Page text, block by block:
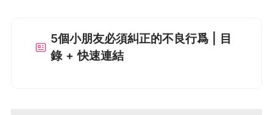
5個小朋友必須糾正的不良行爲 | 目
錄 + 快速連結